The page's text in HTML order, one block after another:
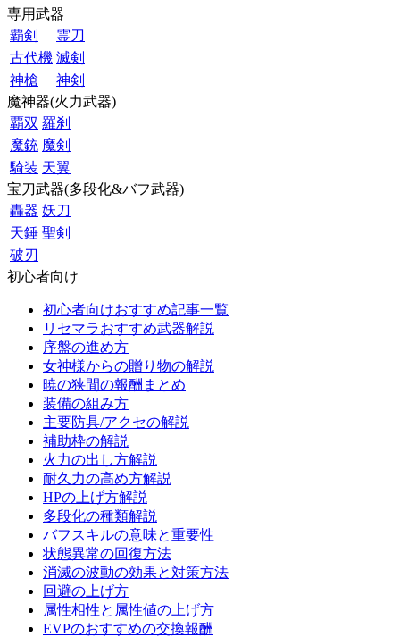
専用武器
覇剣
霊刀
古代機 滅剣
神槍
神剣
魔神器(火力武器)
覇双 羅刹
魔銃 魔剣
騎装 天翼
宝刀武器(多段化&バフ武器)
轟器 妖刀
天錘 聖剣
破刃
初心者向け
初心者向けおすすめ記事一覧
リセマラおすすめ武器解説
序盤の進め方
女神様からの贈り物の解説
暁の狭間の報酬まとめ
装備の組み方
主要防具/アクセの解説
補助枠の解説
火力の出し方解説
耐久力の高め方解説
HPの上げ方解説
多段化の種類解説
バフスキルの意味と重要性
状態異常の回復方法
消滅の波動の効果と対策方法
回避の上げ方
属性相性と属性値の上げ方
EVPのおすすめの交換報酬